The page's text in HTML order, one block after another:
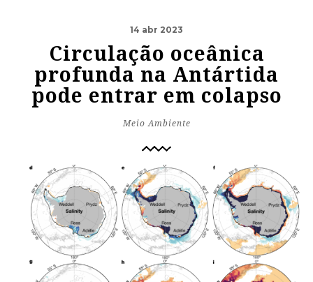
14 abr 2023
Circulação oceânica
profunda na Antártida
pode entrar em colapso
Meio Ambiente